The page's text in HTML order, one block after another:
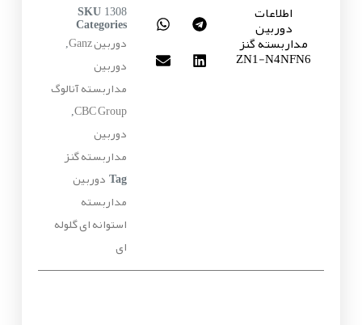
اطلاعات
دوربین
مداربسته گنز
ZN1-N4NFN6
SKU 1308
Categories
دوربین‌ Ganz ,
دوربین
مداربسته آنالوگ
CBC Group
,
دوربین
مداربسته گنز
Tag دوربین
مداربسته
استوانه ای گلوله
ای